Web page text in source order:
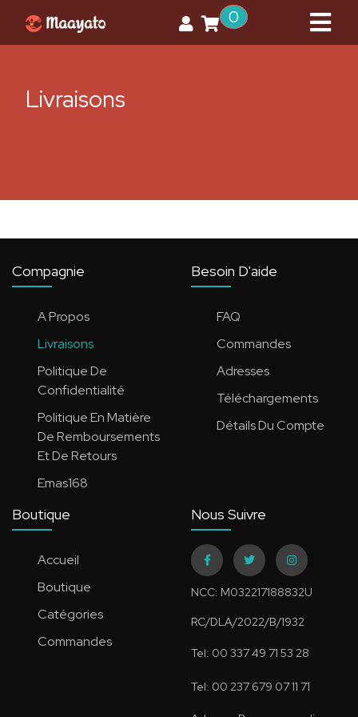
0
Livraisons
Compagnie
A Propos
Livraisons
Politique De
Confidentialité
Politique En Matière
De Remboursements
Et De Retours
Emas168
Besoin D'aide
FAQ
Commandes
Adresses
Téléchargements
Détails Du Compte
Boutique
Accueil
Boutique
Catégories
Commandes
Nous Suivre
NCC: M032217188832U
RC/DLA/2022/B/1932
Tel: 00 337 49 71 53 28
Tel: 00 237 679 07 11 71